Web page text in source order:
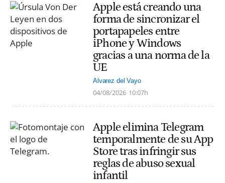
Apple está creando una
forma de sincronizar el
portapapeles entre
iPhone y Windows
gracias a una norma de la
UE
Alvarez del Vayo
04/08/2026 10:07h
Apple elimina Telegram
temporalmente de su App
Store tras infringir sus
reglas de abuso sexual
infantil